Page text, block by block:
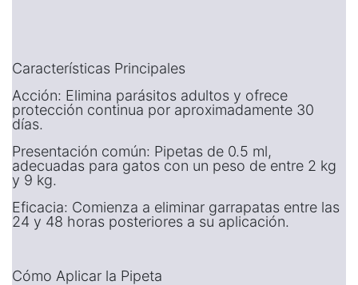
Características Principales
Acción: Elimina parásitos adultos y ofrece
protección continua por aproximadamente 30
días.
Presentación común: Pipetas de 0.5 ml,
adecuadas para gatos con un peso de entre 2 kg
y 9 kg.
Eficacia: Comienza a eliminar garrapatas entre las
24 y 48 horas posteriores a su aplicación.
Cómo Aplicar la Pipeta